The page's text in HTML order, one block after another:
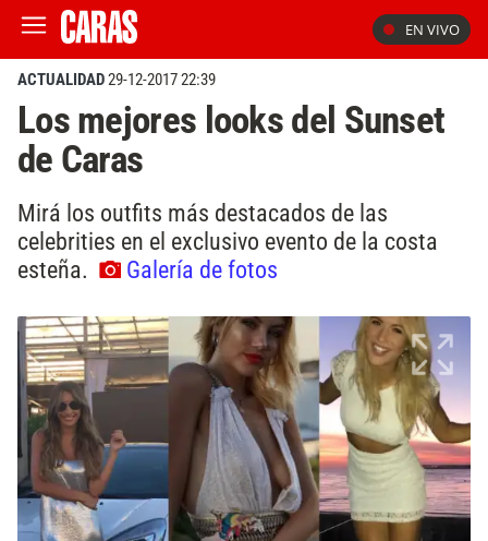
EN VIVO
ACTUALIDAD29-12-2017 22:39
Los mejores looks del Sunset
de Caras
Mirá los outfits más destacados de las
celebrities en el exclusivo evento de la costa
esteña.
Galería de fotos